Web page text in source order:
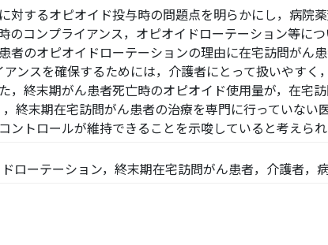
対するオピオイド投与時の問題点を明らかにし，病院
のコンプライアンス，オピオイドローテーション等に
者のオピオイドローテーションの理由に在宅訪問がん
ンスを確保するためには，介護者にとって扱いやす
，終末期がん患者死亡時のオピオイド使用量が，在宅
終末期在宅訪問がん患者の治療を専門に行っていない
トロールが維持できることを示唆していると考えられ
ローテーション，終末期在宅訪問がん患者，介護者，